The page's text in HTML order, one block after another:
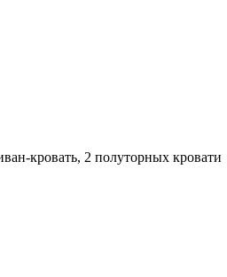
кровать, 2 полуторных кровати